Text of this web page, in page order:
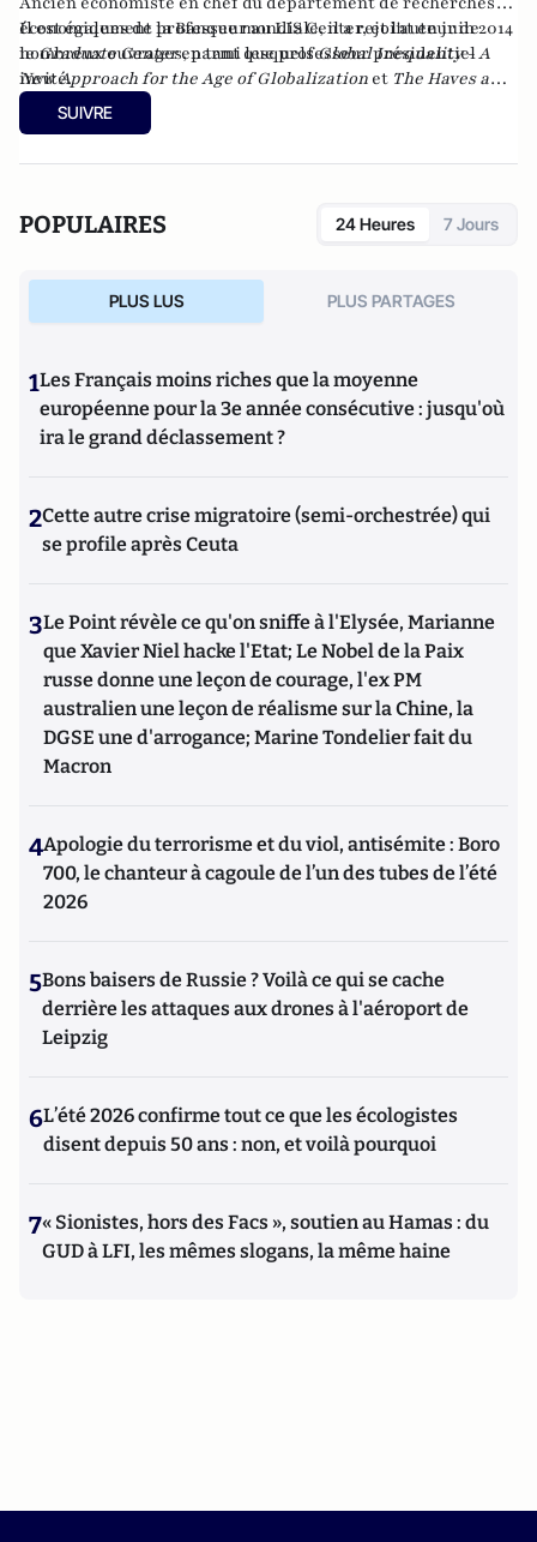
économiques de la Banque mondiale, il a rejoint en juin 2014
leGraduate Centeren tant que professeur présidentiel
invité.
Il est également professeur au LIS Center, et l'auteur de
nombreux ouvrages, parmi lesquelsGlobal Inequality - A
New Approach for the Age of Globalization et The Haves and
the Have-Nots : A Brief and Idiosyncratic History of Global
Inequality.
SUIVRE
POPULAIRES 24 Heures 7 Jours
PLUS LUS PLUS PARTAGES
1Les Français moins riches que la moyenne
européenne pour la 3e année consécutive : jusqu'où
ira le grand déclassement ?
2Cette autre crise migratoire (semi-orchestrée) qui
se profile après Ceuta
3Le Point révèle ce qu'on sniffe à l'Elysée, Marianne
que Xavier Niel hacke l'Etat; Le Nobel de la Paix
russe donne une leçon de courage, l'ex PM
australien une leçon de réalisme sur la Chine, la
DGSE une d'arrogance; Marine Tondelier fait du
Macron
4Apologie du terrorisme et du viol, antisémite : Boro
700, le chanteur à cagoule de l’un des tubes de l’été
2026
5Bons baisers de Russie ? Voilà ce qui se cache
derrière les attaques aux drones à l'aéroport de
Leipzig
6L’été 2026 confirme tout ce que les écologistes
disent depuis 50 ans : non, et voilà pourquoi
7« Sionistes, hors des Facs », soutien au Hamas : du
GUD à LFI, les mêmes slogans, la même haine